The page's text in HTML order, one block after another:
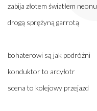
zabija złotem światłem neonu
drogą sprężyną garrotą
bohaterowi są jak podróżni
konduktor to arcyłotr
scena to kolejowy przejazd